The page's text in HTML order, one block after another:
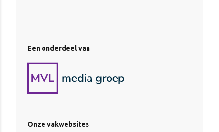
Een onderdeel van
Onze vakwebsites